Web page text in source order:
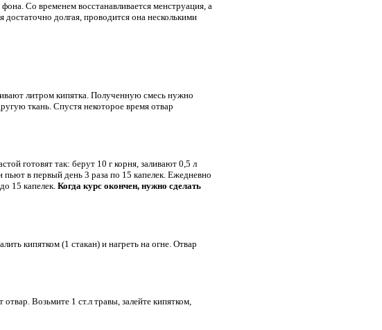
Со временем восстанавливается менструация, а
долгая, проводится она несколькими
литром кипятка. Полученную смесь нужно
ткань. Спустя некоторое время отвар
готовят так: берут 10 г корня, заливают 0,5 л
в первый день 3 раза по 15 капелек. Ежедневно
15 капелек. Когда курс окончен, нужно сделать
кипятком (1 стакан) и нагреть на огне. Отвар
Возьмите 1 ст.л травы, залейте кипятком,